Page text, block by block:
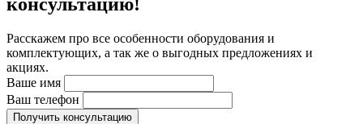
Расскажем про все особенности оборудования и
комплектующих, а так же о выгодных предложениях и
акциях.
Ваше имя
Ваш телефон
Получить консультацию